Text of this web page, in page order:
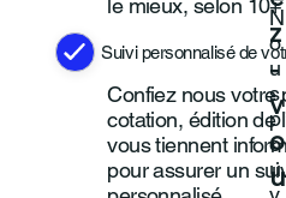
le mieux, selon
Suivi personnalisé de
Confiez nous votre
cotation, édition de
vous tiennent
pour assurer un
z
-
v
o
u
N
o
u
s
p
o
u